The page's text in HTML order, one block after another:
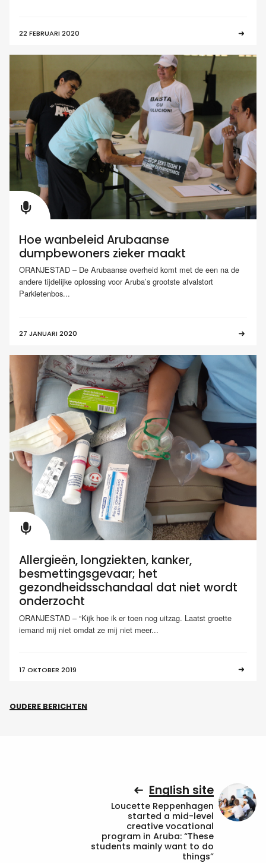
22 FEBRUARI 2020
Hoe wanbeleid Arubaanse
dumpbewoners zieker maakt
ORANJESTAD – De Arubaanse overheid komt met de een na de
andere tijdelijke oplossing voor Aruba’s grootste afvalstort
Parkietenbos...
27 JANUARI 2020
Allergieën, longziekten, kanker,
besmettingsgevaar; het
gezondheidsschandaal dat niet wordt
onderzocht
ORANJESTAD – “Kijk hoe ik er toen nog uitzag. Laatst groette
iemand mij niet omdat ze mij niet meer...
17 OKTOBER 2019
OUDERE BERICHTEN
English site
Loucette Reppenhagen
started a mid-level
creative vocational
program in Aruba: “These
students mainly want to do
things”